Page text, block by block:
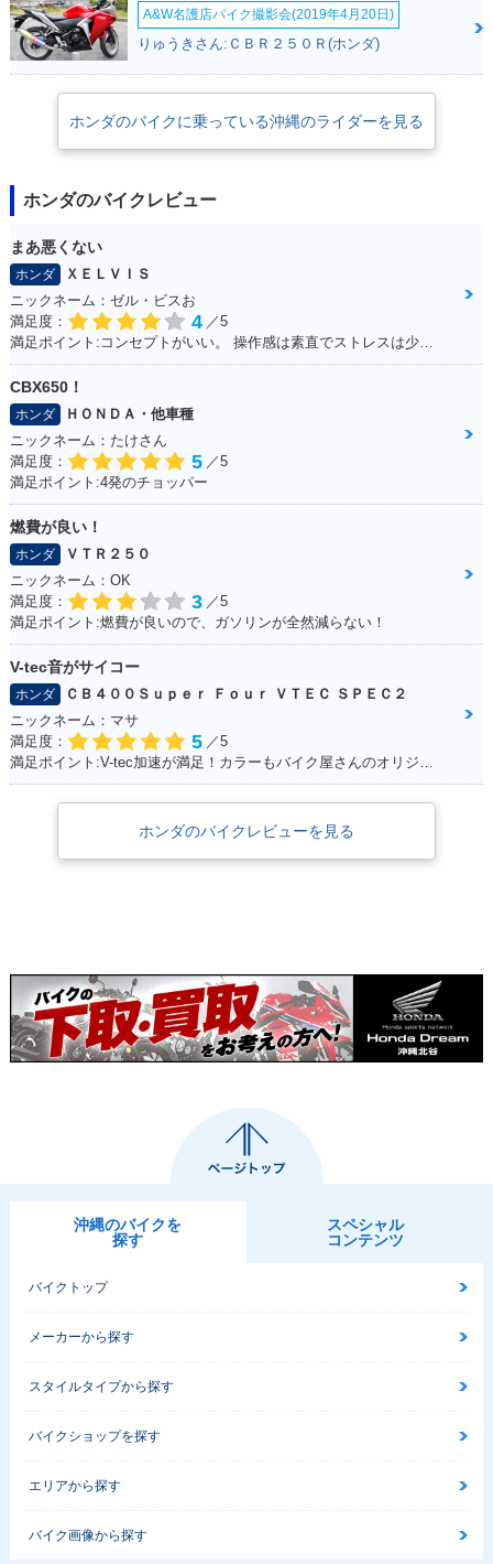
A&W名護店バイク撮影会(2019年4月20日)
りゅうきさん:ＣＢＲ２５０Ｒ(ホンダ)
ホンダのバイクに乗っている沖縄のライダーを見る
ホンダのバイクレビュー
まあ悪くない
ホンダ
ＸＥＬＶＩＳ
ニックネーム：ゼル・ビスお
満足度：
4 ／5
満足ポイント:コンセプトがいい。 操作感は素直でストレスは少ない。 走行に安定感があり、姿勢もいいので疲れにくい。 全体的にバランスが良く、尖っていないので落ち着いてバイクに乗る人は長く乗れると思う。
CBX650！
ホンダ
ＨＯＮＤＡ・他車種
ニックネーム：たけさん
満足度：
5 ／5
満足ポイント:4発のチョッパー
燃費が良い！
ホンダ
ＶＴＲ２５０
ニックネーム：OK
満足度：
3 ／5
満足ポイント:燃費が良いので、ガソリンが全然減らない！
V-tec音がサイコー
ホンダ
ＣＢ４００Ｓｕｐｅｒ Ｆｏｕｒ ＶＴＥＣ ＳＰＥＣ２
ニックネーム：マサ
満足度：
5 ／5
ホンダのバイクレビューを見る
沖縄のバイクを
探す
スペシャル
コンテンツ
バイクトップ
メーカーから探す
スタイルタイプから探す
バイクショップを探す
エリアから探す
バイク画像から探す